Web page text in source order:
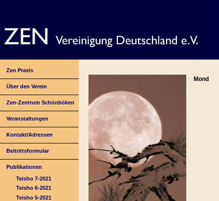
Zen Praxis
Über den Verein
Zen-Zentrum Schönböken
Veranstaltungen
Kontakt/Adressen
Beitrittsformular
Publikationen
Teisho 7-2021
Teisho 6-2021
Teisho 5-2021
Mond